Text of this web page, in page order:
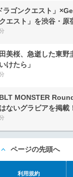
ゴンクエスト」
エスト」を渋谷・原
美桜、急逝した東野
けたら」
MONSTER
ないグラビアを掲載
ページの先頭へ
利用規約